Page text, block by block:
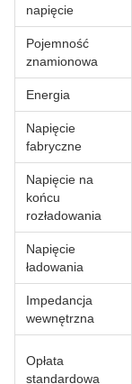
napięcie
Pojemność
znamionowa
Energia
Napięcie
fabryczne
Napięcie na
końcu
rozładowania
Napięcie
ładowania
Impedancja
wewnętrzna
Opłata
standardowa